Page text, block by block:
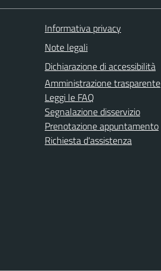
Informativa privacy
Note legali
Dichiarazione di accessibilità
Amministrazione trasparente
Leggi le FAQ
Segnalazione disservizio
Prenotazione appuntamento
Richiesta d'assistenza